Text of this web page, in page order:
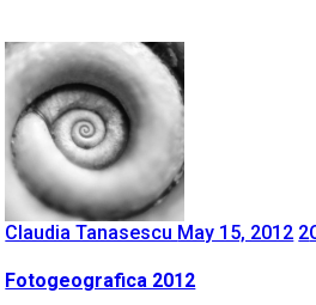
Claudia Tanasescu May 15, 2012 2
Fotogeografica 2012